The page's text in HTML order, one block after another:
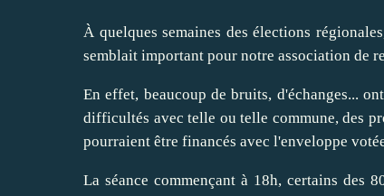
À quelques semaines des élections
semblait important pour notre association de
En effet, beaucoup de bruits, d'échanges...
difficultés avec telle ou telle commune, des
pourraient être financés avec l'enveloppe
La séance commençant à 18h, certains des